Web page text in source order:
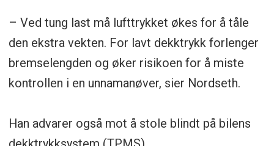
– Ved tung last må lufttrykket økes for å tåle
den ekstra vekten. For lavt dekktrykk forlenger
bremselengden og øker risikoen for å miste
kontrollen i en unnamanøver, sier Nordseth.
Han advarer også mot å stole blindt på bilens